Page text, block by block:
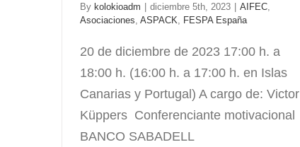
By kolokioadm diciembre 5th, 2023 AIFEC
Asociaciones ASPACK FESPA España
20 de diciembre de 2023 17:00 h. a
18:00 h. (16:00 h. a 17:00 h. en Islas
Canarias y Portugal) A cargo de: Victor
Küppers Conferenciante motivacional
BANCO SABADELL